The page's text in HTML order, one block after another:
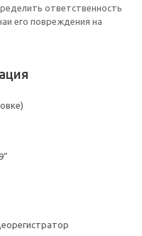
ответственность
его повреждения на